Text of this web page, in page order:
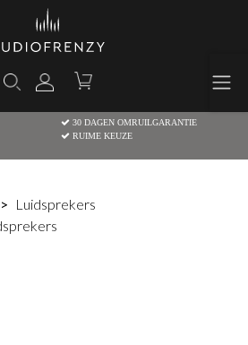
30 DAGEN OMRUILGARANTIE
RUIME KEUZE
Luidsprekers